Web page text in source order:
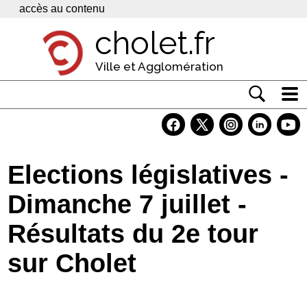
Panneau de gestion des cookies
accès au contenu
cholet.fr
Ville et Agglomération
Economie
Services
Contacts
Elections législatives -
Dimanche 7 juillet -
Résultats du 2e tour
sur Cholet